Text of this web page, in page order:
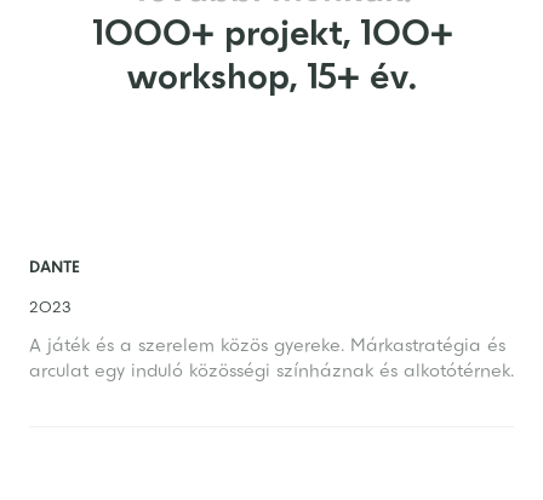
1000+ projekt, 100+
workshop, 15+ év.
DANTE
2023
A játék és a szerelem közös gyereke. Márkastratégia és
arculat egy induló közösségi színháznak és alkotótérnek.